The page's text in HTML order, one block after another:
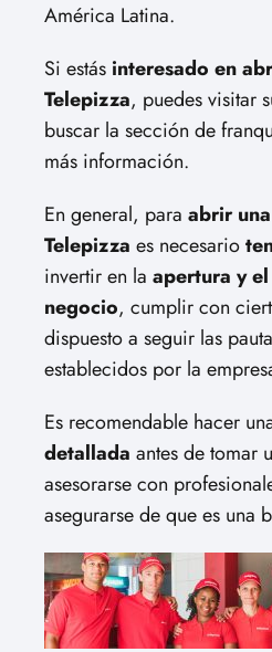
América Latina.
Si estás interesado en
Telepizza, puedes visitar
buscar la sección de
más información.
En general, para abrir
Telepizza es necesario
invertir en la apertura y
negocio, cumplir con
dispuesto a seguir las
establecidos por la
Es recomendable hacer
detallada antes de tomar
asesorarse con
asegurarse de que es una